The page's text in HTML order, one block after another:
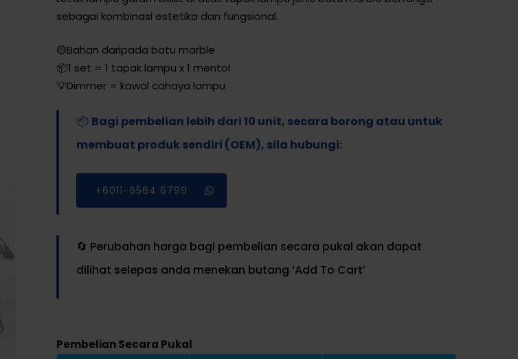
sebagai kombinasi estetika dan fungsional.
🟡Bahan daripada batu marble
📦1 set = 1 tapak lampu x 1 mentol
💡Dimmer = kawal cahaya lampu
📦 Bagi pembelian lebih dari 10 unit, secara borong atau untuk
membuat produk sendiri (OEM), sila hubungi:
+6011-6564 6799
🔄 Perubahan harga bagi pembelian secara pukal akan dapat
dilihat selepas anda menekan butang ‘Add To Cart’
Pembelian Secara Pukal